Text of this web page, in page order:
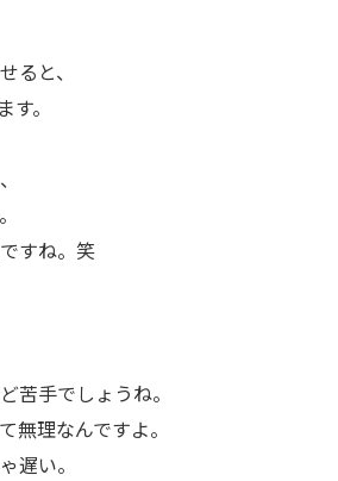
ると、
す。
すね。笑
苦手でしょうね。
無理なんですよ。
遅い。